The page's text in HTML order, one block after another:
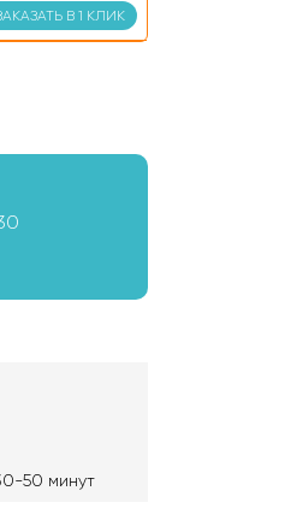
В 1 КЛИК
50 минут